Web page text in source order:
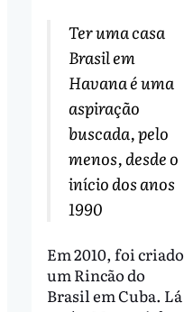
Ter uma casa
Brasil em
Havana é uma
aspiração
buscada, pelo
menos, desde o
início dos anos
1990
Em 2010, foi criado
um Rincão do
Brasil em Cuba. Lá